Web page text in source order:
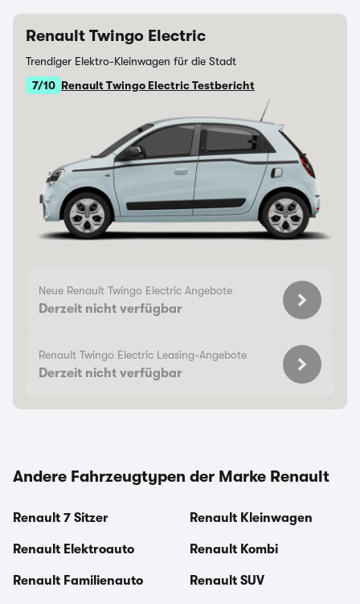
Renault Twingo Electric
Trendiger Elektro-Kleinwagen für die Stadt
7/10 Renault Twingo Electric Testbericht
Neue Renault Twingo Electric Angebote
Derzeit nicht verfügbar
Renault Twingo Electric Leasing-Angebote
Derzeit nicht verfügbar
Andere Fahrzeugtypen der Marke Renault
Renault 7 Sitzer
Renault Elektroauto
Renault Familienauto
Renault Kleinwagen
Renault Kombi
Renault SUV